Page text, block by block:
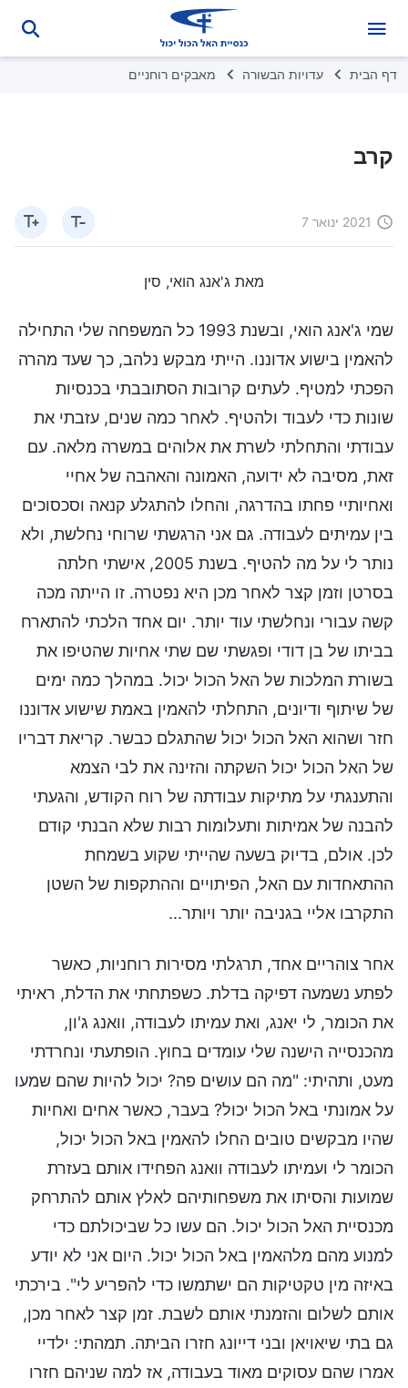
דף הבית עדויות הבשורה מאבקים רוחניים
קרב
2021 ינואר 7
מאת ג'אנג הואי, סין
שמי ג'אנג הואי, ובשנת 1993 כל המשפחה שלי התחילה
להאמין בישוע אדוננו. הייתי מבקש נלהב, כך שעד מהרה
הפכתי למטיף. לעתים קרובות הסתובבתי בכנסיות
שונות כדי לעבוד ולהטיף. לאחר כמה שנים, עזבתי את
עבודתי והתחלתי לשרת את אלוהים במשרה מלאה. עם
זאת, מסיבה לא ידועה, האמונה והאהבה של אחיי
ואחיותיי פחתו בהדרגה, והחלו להתגלע קנאה וסכסוכים
בין עמיתים לעבודה. גם אני הרגשתי שרוחי נחלשת, ולא
נותר לי על מה להטיף. בשנת 2005, אישתי חלתה
בסרטן וזמן קצר לאחר מכן היא נפטרה. זו הייתה מכה
קשה עבורי ונחלשתי עוד יותר. יום אחד הלכתי להתארח
בביתו של בן דודי ופגשתי שם שתי אחיות שהטיפו את
בשורת המלכות של האל הכול יכול. במהלך כמה ימים
של שיתוף ודיונים, התחלתי להאמין באמת שישוע אדוננו
חזר ושהוא האל הכול יכול שהתגלם כבשר. קריאת דבריו
של האל הכול יכול השקתה והזינה את לבי הצמא
והתענגתי על מתיקות עבודתה של רוח הקודש, והגעתי
להבנה של אמיתות ותעלומות רבות שלא הבנתי קודם
לכן. אולם, בדיוק בשעה שהייתי שקוע בשמחת
ההתאחדות עם האל, הפיתויים וההתקפות של השטן
התקרבו אליי בגניבה יותר ויותר...
אחר צוהריים אחד, תרגלתי מסירות רוחניות, כאשר
לפתע נשמעה דפיקה בדלת. כשפתחתי את הדלת, ראיתי
את הכומר, לי יאנג, ואת עמיתו לעבודה, וואנג ג'ון,
מהכנסייה הישנה שלי עומדים בחוץ. הופתעתי ונחרדתי
מעט, ותהיתי: "מה הם עושים פה? יכול להיות שהם שמעו
על אמונתי באל הכול יכול? בעבר, כאשר אחים ואחיות
שהיו מבקשים טובים החלו להאמין באל הכול יכול,
הכומר לי ועמיתו לעבודה וואנג הפחידו אותם בעזרת
שמועות והסיתו את משפחותיהם לאלץ אותם להתרחק
מכנסיית האל הכול יכול. הם עשו כל שביכולתם כדי
למנוע מהם מלהאמין באל הכול יכול. היום אני לא יודע
באיזה מין טקטיקות הם ישתמשו כדי להפריע לי". בירכתי
אותם לשלום והזמנתי אותם לשבת. זמן קצר לאחר מכן,
גם בתי שיאויאן ובני דייונג חזרו הביתה. תמהתי: ילדיי
אמרו שהם עסוקים מאוד בעבודה, אז למה שניהם חזרו